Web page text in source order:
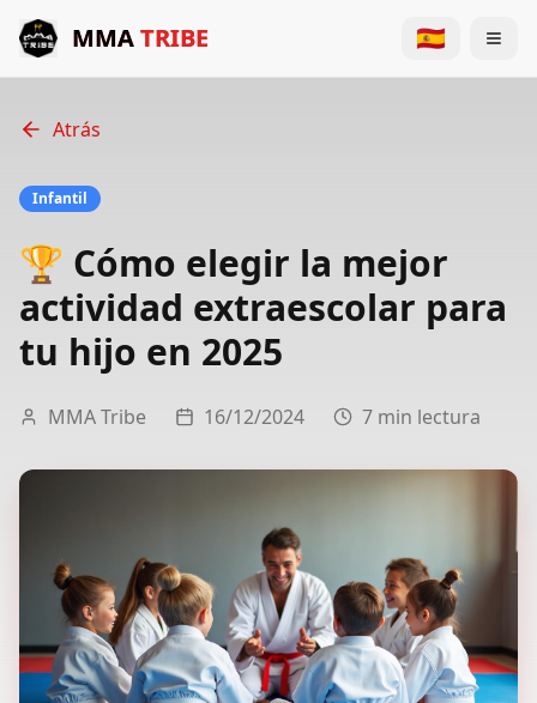
MMATRIBE 🇪🇸
Instructores
Disciplinas
Atrás
Infantil
🏆 Cómo elegir la mejor
actividad extraescolar para
tu hijo en 2025
MMA Tribe 16/12/2024 7 min lectura